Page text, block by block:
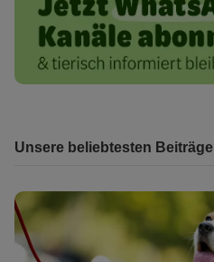
Unsere beliebtesten Beiträge